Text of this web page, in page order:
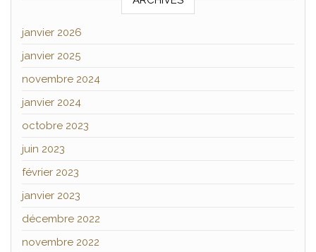
janvier 2026
janvier 2025
novembre 2024
janvier 2024
octobre 2023
juin 2023
février 2023
janvier 2023
décembre 2022
novembre 2022